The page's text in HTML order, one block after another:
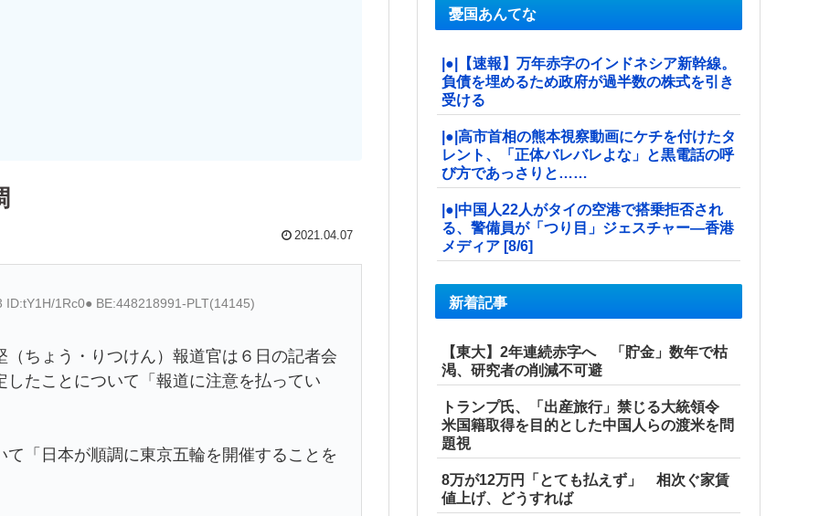
2021.04.07
1Rc0● BE:448218991-PLT(14145)
ちょう・りつけん）報道官は６日の記者会
たことについて「報道に注意を払ってい
「日本が順調に東京五輪を開催することを
憂国あんてな
|●|【速報】万年赤字のインドネシア新幹線。
負債を埋めるため政府が過半数の株式を引き
受ける
|●|高市首相の熊本視察動画にケチを付けたタ
レント、「正体バレバレよな」と黒電話の呼
び方であっさりと……
|●|中国人22人がタイの空港で搭乗拒否され
る、警備員が「つり目」ジェスチャー―香港
メディア [8/6]
新着記事
【東大】2年連続赤字へ 「貯金」数年で枯
渇、研究者の削減不可避
トランプ氏、「出産旅行」禁じる大統領令
米国籍取得を目的とした中国人らの渡米を問
題視
8万が12万円「とても払えず」 相次ぐ家賃
値上げ、どうすれば